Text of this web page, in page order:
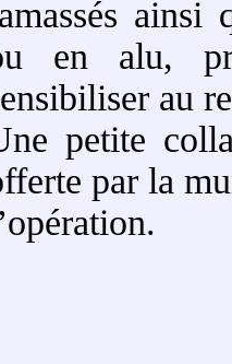
ainsi
en alu,
au
petite
par la